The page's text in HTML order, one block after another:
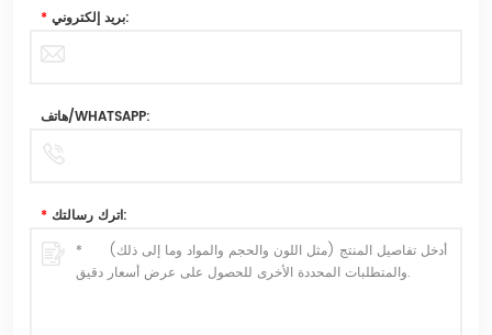
* بريد إلكتروني:
هاتف/WHATSAPP:
* اترك رسالتك: